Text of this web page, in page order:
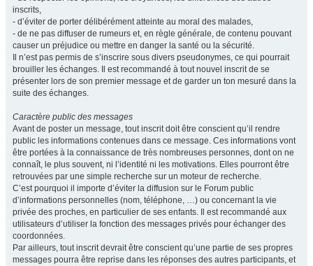
inscrits,
- d’éviter de porter délibérément atteinte au moral des malades,
- de ne pas diffuser de rumeurs et, en règle générale, de contenu pouvant
causer un préjudice ou mettre en danger la santé ou la sécurité.
Il n’est pas permis de s’inscrire sous divers pseudonymes, ce qui pourrait
brouiller les échanges. Il est recommandé à tout nouvel inscrit de se
présenter lors de son premier message et de garder un ton mesuré dans la
suite des échanges.
Caractère public des messages
Avant de poster un message, tout inscrit doit être conscient qu’il rendre
public les informations contenues dans ce message. Ces informations vont
être portées à la connaissance de très nombreuses personnes, dont on ne
connaît, le plus souvent, ni l’identité ni les motivations. Elles pourront être
retrouvées par une simple recherche sur un moteur de recherche.
C’est pourquoi il importe d’éviter la diffusion sur le Forum public
d’informations personnelles (nom, téléphone, …) ou concernant la vie
privée des proches, en particulier de ses enfants. Il est recommandé aux
utilisateurs d’utiliser la fonction des messages privés pour échanger des
coordonnées.
Par ailleurs, tout inscrit devrait être conscient qu’une partie de ses propres
messages pourra être reprise dans les réponses des autres participants, et